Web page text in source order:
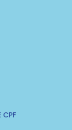
CPF